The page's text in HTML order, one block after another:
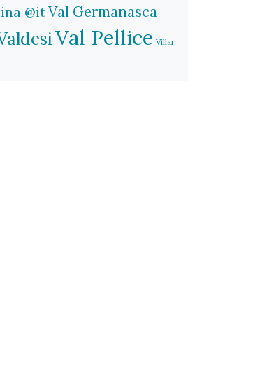
@itVal Germanasca
Val Pellice Villar